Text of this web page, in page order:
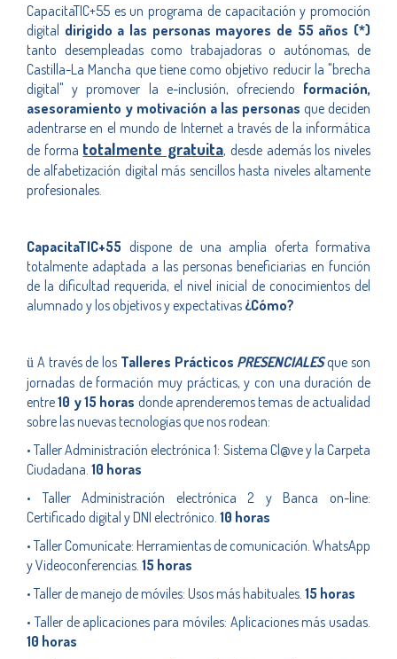
CapacitaTIC+55 es un programa de capacitación y promoción
digital dirigido a las personas mayores de 55 años (*)
tanto desempleadas como trabajadoras o autónomas, de
Castilla-La Mancha que tiene como objetivo reducir la "brecha
digital" y promover la e-inclusión, ofreciendo formación,
asesoramiento y motivación a las personas que deciden
adentrarse en el mundo de Internet a través de la informática
de forma totalmente gratuita, desde además los niveles
de alfabetización digital más sencillos hasta niveles altamente
profesionales.
CapacitaTIC+55 dispone de una amplia oferta formativa
totalmente adaptada a las personas beneficiarias en función
de la dificultad requerida, el nivel inicial de conocimientos del
alumnado y los objetivos y expectativas ¿Cómo?
ü A través de los Talleres Prácticos PRESENCIALESque son
jornadas de formación muy prácticas, y con una duración de
entre10 y 15 horas donde aprenderemos temas de actualidad
sobre las nuevas tecnologías que nos rodean:
• Taller Administración electrónica 1: Sistema Cl@ve y la Carpeta
Ciudadana. 10 horas
• Taller Administración electrónica 2 y Banca on-line:
Certificado digital y DNI electrónico. 10 horas
• Taller Comunícate: Herramientas de comunicación. WhatsApp
y Videoconferencias. 15 horas
• Taller de manejo de móviles: Usos más habituales. 15 horas
• Taller de aplicaciones para móviles: Aplicaciones más usadas.
10 horas